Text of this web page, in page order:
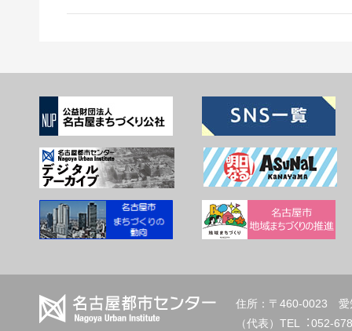
住所：〒460-0023 愛
（代表）